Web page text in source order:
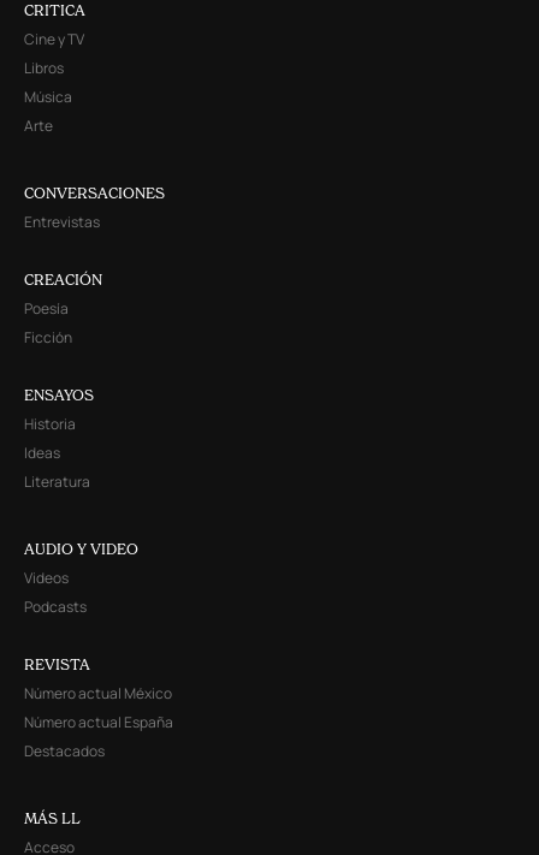
CRITICA
Cine y TV
Libros
Música
Arte
CONVERSACIONES
Entrevistas
CREACIÓN
Poesía
Ficción
ENSAYOS
Historia
Ideas
Literatura
AUDIO Y VIDEO
Videos
Podcasts
REVISTA
Número actual México
Número actual España
Destacados
MÁS LL
Acceso